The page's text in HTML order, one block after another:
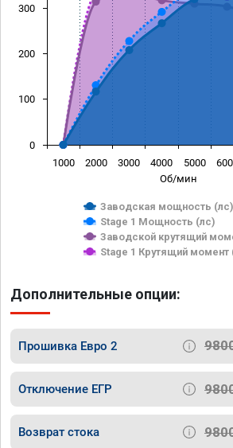
Об/мин
Заводская мощность (лс)
Stage 1 Мощность (лс)
Заводской крутящий
Stage 1 Крутящий
1000 2000 3000 4000 5000
0
100
200
300
Дополнительные опции:
Прошивка Евро 2
Отключение ЕГР
Возврат стока